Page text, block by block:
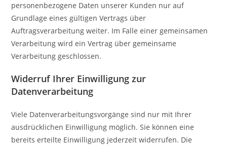
personenbezogene Daten unserer Kunden nur auf
Grundlage eines gültigen Vertrags über
Auftragsverarbeitung weiter. Im Falle einer gemeinsamen
Verarbeitung wird ein Vertrag über gemeinsame
Verarbeitung geschlossen.
Widerruf Ihrer Einwilligung zur
Datenverarbeitung
Viele Datenverarbeitungsvorgänge sind nur mit Ihrer
ausdrücklichen Einwilligung möglich. Sie können eine
bereits erteilte Einwilligung jederzeit widerrufen. Die